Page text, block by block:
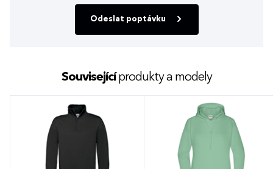
Odeslat poptávku
Souvisejícíprodukty a modely